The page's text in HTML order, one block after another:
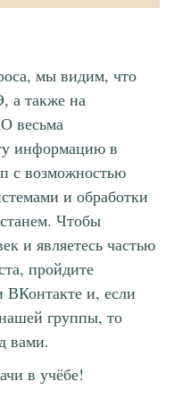
мы видим, что
а также на
весьма
информацию в
с возможностью
и обработки
Чтобы
и являетесь частью
пройдите
ВКонтакте и, если
группы, то
вами.
в учёбе!